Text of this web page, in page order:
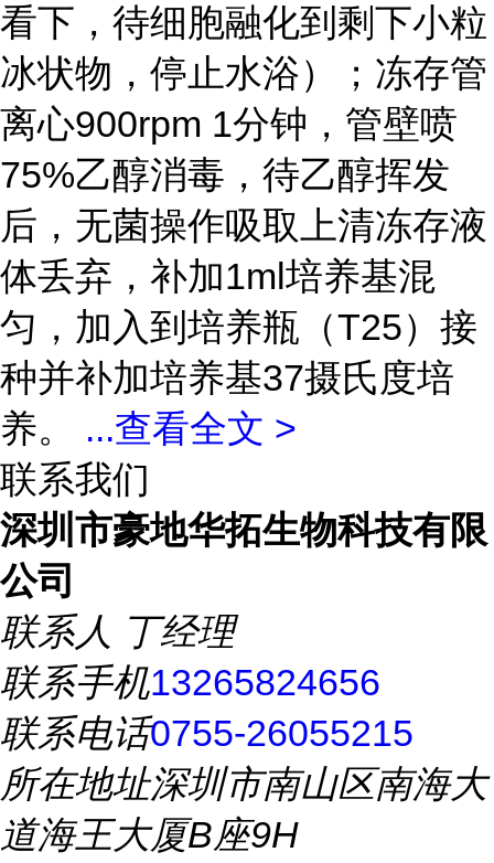
看下，待细胞融化到剩下小粒
冰状物，停止水浴）；冻存管
离心900rpm 1分钟，管壁喷
75%乙醇消毒，待乙醇挥发
后，无菌操作吸取上清冻存液
体丢弃，补加1ml培养基混
匀，加入到培养瓶（T25）接
种并补加培养基37摄氏度培
养。 ...查看全文 >
联系我们
深圳市豪地华拓生物科技有限
公司
联系人 丁经理
联系手机13265824656
联系电话0755-26055215
所在地址深圳市南山区南海大
道海王大厦B座9H